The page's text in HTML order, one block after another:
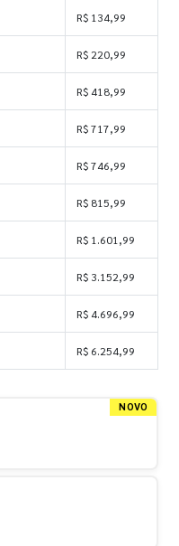
R$ 134,99
R$ 220,99
R$ 418,99
R$ 717,99
R$ 746,99
R$ 815,99
R$ 1.601,99
R$ 3.152,99
R$ 4.696,99
R$ 6.254,99
NOVO